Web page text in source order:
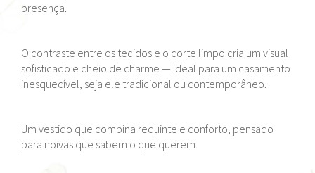
presença.
O contraste entre os tecidos e o corte limpo cria um visual
sofisticado e cheio de charme — ideal para um casamento
inesquecível, seja ele tradicional ou contemporâneo.
Um vestido que combina requinte e conforto, pensado
para noivas que sabem o que querem.